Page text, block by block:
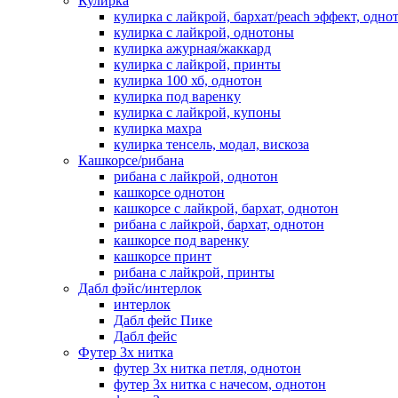
кулирка с лайкрой, бархат/peach эффект,
кулирка с лайкрой, однотоны
кулирка ажурная/жаккард
кулирка с лайкрой, принты
кулирка 100 хб, однотон
кулирка под варенку
кулирка с лайкрой, купоны
кулирка махра
кулирка тенсель, модал, вискоза
Кашкорсе/рибана
рибана с лайкрой, однотон
кашкорсе однотон
кашкорсе с лайкрой, бархат, однотон
рибана с лайкрой, бархат, однотон
кашкорсе под варенку
кашкорсе принт
рибана с лайкрой, принты
Дабл фэйс/интерлок
интерлок
Дабл фейс Пике
Дабл фейс
Футер 3х нитка
футер 3х нитка петля, однотон
футер 3х нитка с начесом, однотон